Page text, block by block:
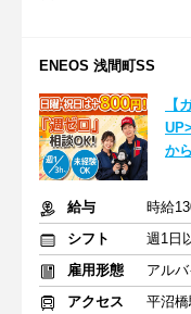
ENEOS 浅間町SS
【
から
給与
時給
シフト
雇用形態
アル
アクセス
平沼